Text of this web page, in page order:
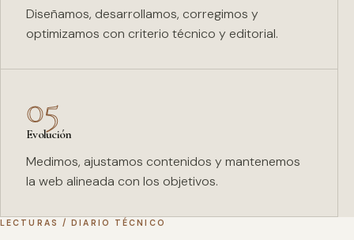
Diseñamos, desarrollamos, corregimos y
optimizamos con criterio técnico y editorial.
05
Evolución
Medimos, ajustamos contenidos y mantenemos
la web alineada con los objetivos.
LECTURAS / DIARIO TÉCNICO